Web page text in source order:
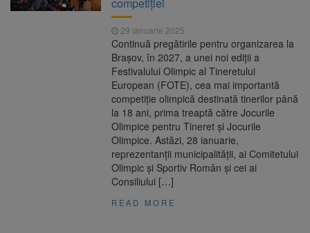
competiției
29 ianuarie 2025
Continuă pregătirile pentru organizarea la
Brașov, în 2027, a unei noi ediții a
Festivalului Olimpic al Tineretului
European (FOTE), cea mai importantă
competiție olimpică destinată tinerilor până
la 18 ani, prima treaptă către Jocurile
Olimpice pentru Tineret și Jocurile
Olimpice. Astăzi, 28 ianuarie,
reprezentanții municipalității, ai Comitetului
Olimpic și Sportiv Român și cei ai
Consiliului […]
READ MORE